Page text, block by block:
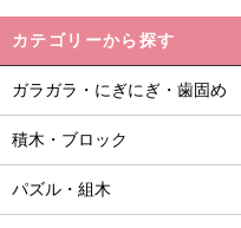
カテゴリーから探す
ガラガラ・にぎにぎ・歯固め
積木・ブロック
パズル・組木